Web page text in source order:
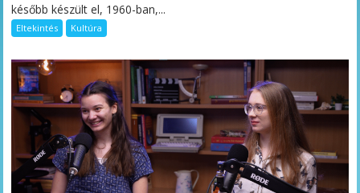
később készült el, 1960-ban,...
Eltekintés Kultúra